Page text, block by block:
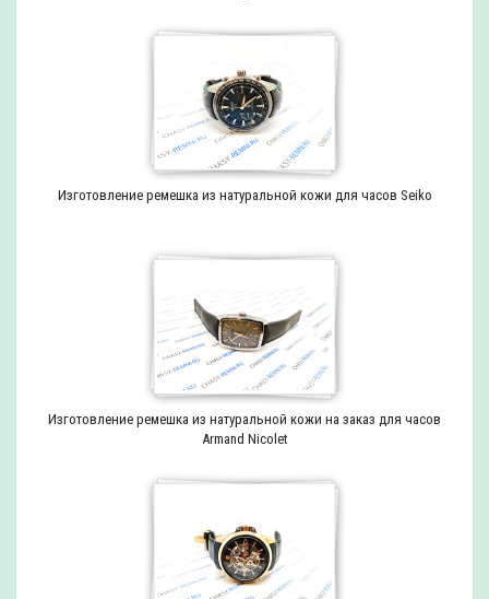
Изготовление ремешка из натуральной кожи для часов Seiko
Изготовление ремешка из натуральной кожи на заказ для часов
Armand Nicolet